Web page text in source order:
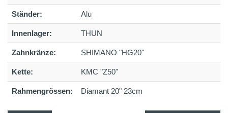
Ständer: Alu
Innenlager: THUN
Zahnkränze: SHIMANO "HG20"
Kette: KMC "Z50"
Rahmengrössen: Diamant 20" 23cm